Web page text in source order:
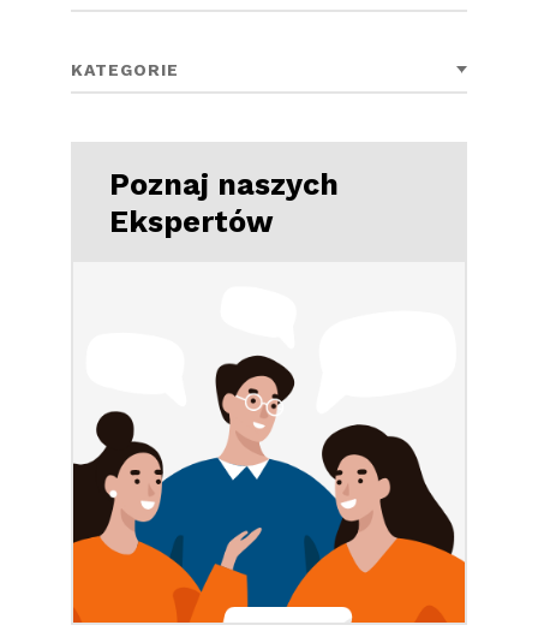
KATEGORIE
Poznaj naszych
Ekspertów